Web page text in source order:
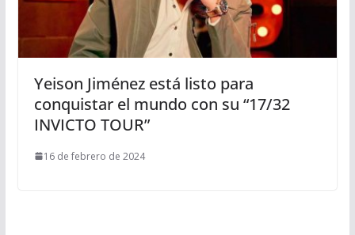
Yeison Jiménez está listo para
conquistar el mundo con su “17/32
INVICTO TOUR”
16 de febrero de 2024